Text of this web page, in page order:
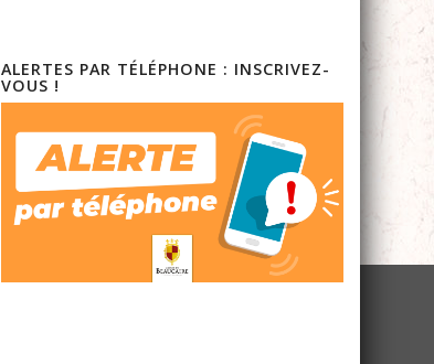
ALERTES PAR TÉLÉPHONE : INSCRIVEZ-
VOUS !